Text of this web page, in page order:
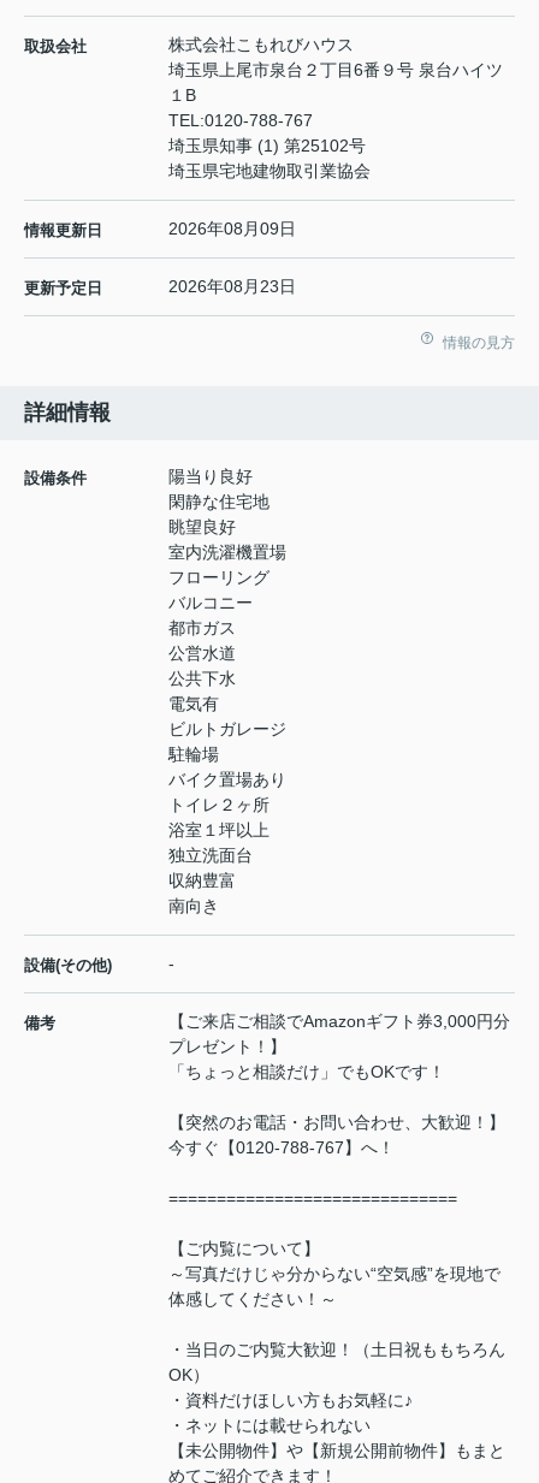
取扱会社
株式会社こもれびハウス
埼玉県上尾市泉台２丁目6番９号 泉台ハイツ
１B
TEL:0120-788-767
埼玉県知事 (1) 第25102号
埼玉県宅地建物取引業協会
情報更新日 2026年08月09日
更新予定日 2026年08月23日
情報の見方
詳細情報
設備条件
陽当り良好
閑静な住宅地
眺望良好
室内洗濯機置場
フローリング
バルコニー
都市ガス
公営水道
公共下水
電気有
ビルトガレージ
駐輪場
バイク置場あり
トイレ２ヶ所
浴室１坪以上
独立洗面台
収納豊富
南向き
設備(その他) -
備考
【ご来店ご相談でAmazonギフト券3,000円分
プレゼント！】
「ちょっと相談だけ」でもOKです！
【突然のお電話・お問い合わせ、大歓迎！】
今すぐ【0120-788-767】へ！
==============================
【ご内覧について】
～写真だけじゃ分からない“空気感”を現地で
体感してください！～
・当日のご内覧大歓迎！（土日祝ももちろん
OK）
・資料だけほしい方もお気軽に♪
・ネットには載せられない
【未公開物件】や【新規公開前物件】もまと
めてご紹介できます！